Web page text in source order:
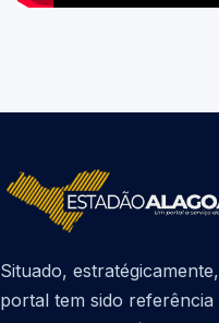
Situado,
portal tem sido